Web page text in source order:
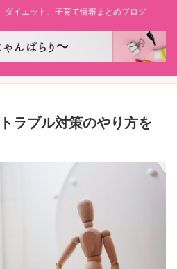
ダイエット、子育て情報まとめブログ
ラブル対策のやり方を